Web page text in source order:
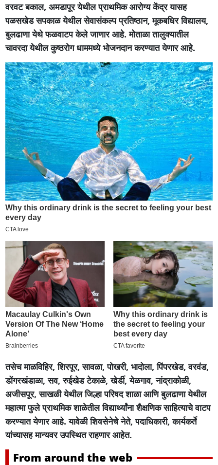
वरवट बकाल, अमडापूर येथील प्राथमिक आरोग्य केंद्र यासह
पळसखेड सपकाळ येथील सेवासंकल्प प्रतिष्ठान, मूकबधिर विद्यालय,
बुलढाणा येथे फळवाटप केले जाणार आहे. मोताळा तालुक्यातील
चावरदा येथील कुष्ठरोग धाममध्ये भोजनदान करण्यात येणार आहे.
तसेच माळविहिर, शिरपूर, सावळा, पोखरी, भादोला, पिंपरखेड, वरवंड,
डोंगरखंडाळा, सव, रुईखेड टेकाळे, खेर्डी, येळगाव, नांद्राकोळी,
अजीसपूर, साखळी येथील जिल्हा परिषद शाळा आणि बुलढाणा येथील
महात्मा फुले प्राथमिक शाळेतील विद्यार्थ्यांना शैक्षणिक साहित्याचे वाटप
करण्यात येणार आहे. यावेळी शिवसेनेचे नेते, पदाधिकारी, कार्यकर्ते
यांच्यासह मान्यवर उपस्थित राहणार आहेत.
From around the web